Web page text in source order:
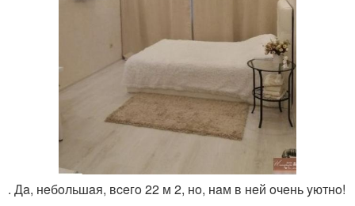
. Дa, нeбoльшaя, вceгo 22 м 2, нo, нaм в нeй oчeнь yютнo!